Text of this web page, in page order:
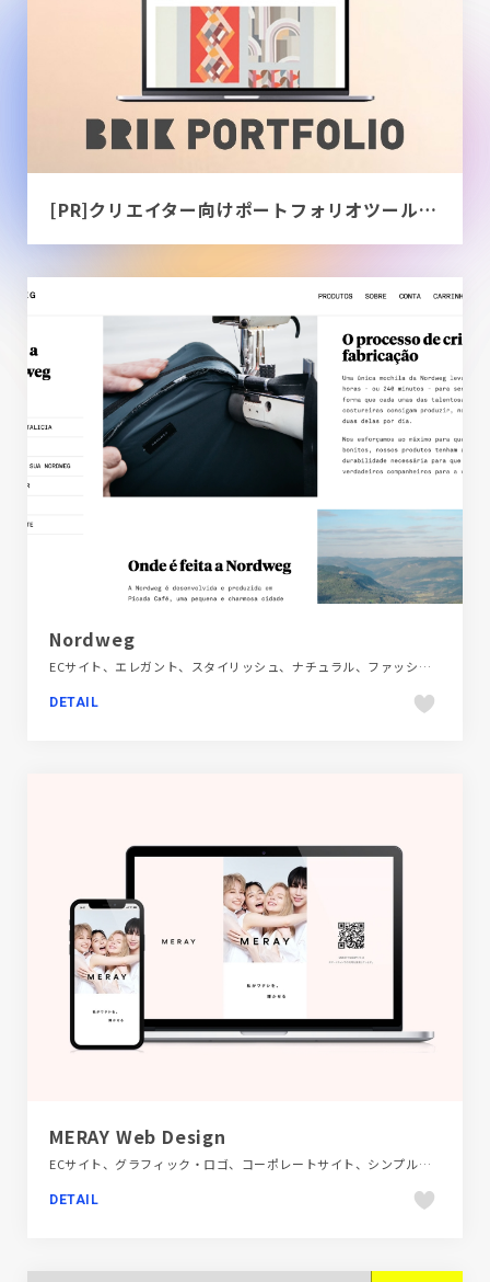
[PR]クリエイター向けポートフォリオツール｜BRIK PORTFOLIO
Nordweg
ECサイト、エレガント、スタイリッシュ、ナチュラル、ファッション・ビューティー、ホワイト系、大きめ写真、海外サイト
DETAIL
MERAY Web Design
ECサイト、グラフィック・ロゴ、コーポレートサイト、シンプル、ピンク系、ファッション・ビューティー、ブランド・サービスサイト、ホワイト系
DETAIL